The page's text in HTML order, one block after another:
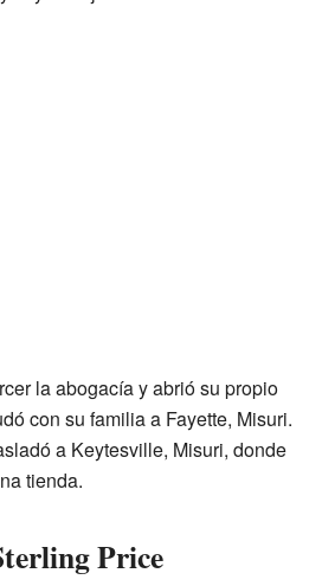
la abogacía y abrió su propio
con su familia a Fayette, Misuri.
a Keytesville, Misuri, donde
tienda.
Price